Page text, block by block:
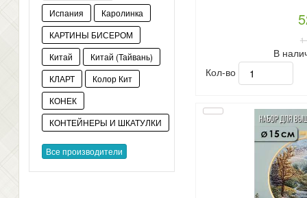
Испания
Каролинка
КАРТИНЫ БИСЕРОМ
Китай
Китай (Тайвань)
КЛАРТ
Колор Кит
КОНЕК
КОНТЕЙНЕРЫ И ШКАТУЛКИ
Все производители
1
В
Кол-во